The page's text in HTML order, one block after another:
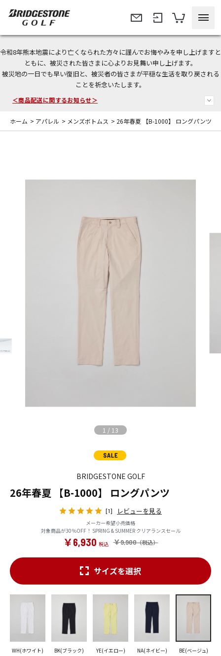
令和8年熊本地震により亡くなられた方々に謹んでお悔やみを申し上げますと
ともに、被災された皆さまに心よりお見舞い申し上げます。
被災地の一日でも早い復旧と、被災者の皆さまが平穏な生活を取り戻される
ことを祈念いたします。
今なら新規会員登録で1,000円OFFクーポンプレゼント！
＜商品配送に関するお知らせ＞
＜夏季休暇中のご注文・発送・お問い合わせ＞
ホーム > アパレル > メンズボトムス > 26年春夏 【B-1000】 ロングパンツ
1 / 13
BRIDGESTONE GOLF
26年春夏 【B-1000】 ロングパンツ
[1] レビューを見る
メーカー希望小売価格
対象商品が30％OFF！ SPRING & SUMMER クリアランスセール
￥9,900
￥6,930
サイズを選択
WH(ホワイト) BK(ブラック) YE(イエロー) NA(ネイビー) BE(ベージュ)